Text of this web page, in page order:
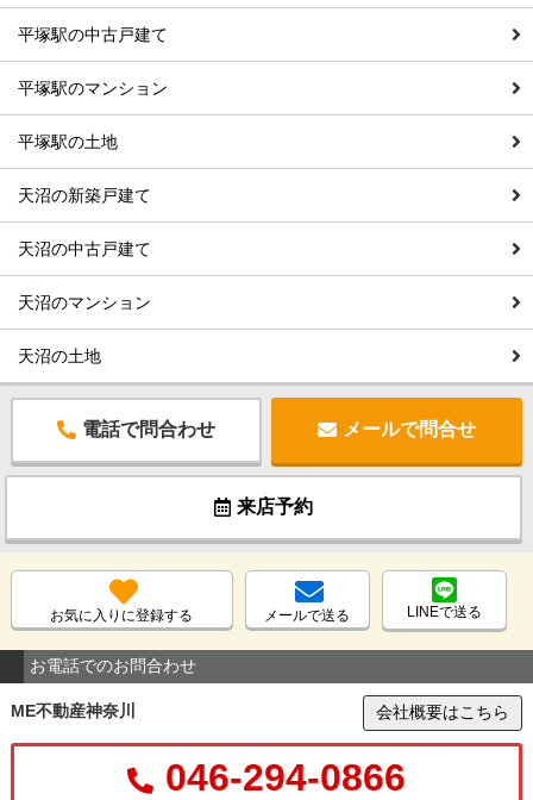
平塚駅の中古戸建て
平塚駅のマンション
平塚駅の土地
天沼の新築戸建て
天沼の中古戸建て
天沼のマンション
天沼の土地
電話で問合わせ メールで問合せ
来店予約
お気に入りに登録する メールで送る LINEで送る
お電話でのお問合わせ
ME不動産神奈川 会社概要はこちら
046-294-0866